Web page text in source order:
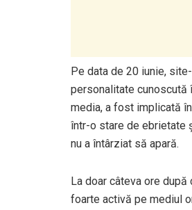
Pe data de 20 iunie,
personalitate cunoscută
media, a fost implicată
într-o stare de ebrietate
nu a întârziat să apară.
La doar câteva ore
foarte activă pe mediul